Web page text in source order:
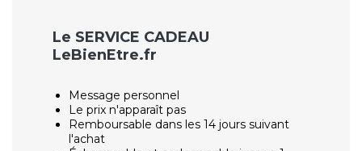
Le SERVICE CADEAU
LeBienEtre.fr
Message personnel
Le prix n'apparaît pas
Remboursable dans les 14 jours suivant
l'achat